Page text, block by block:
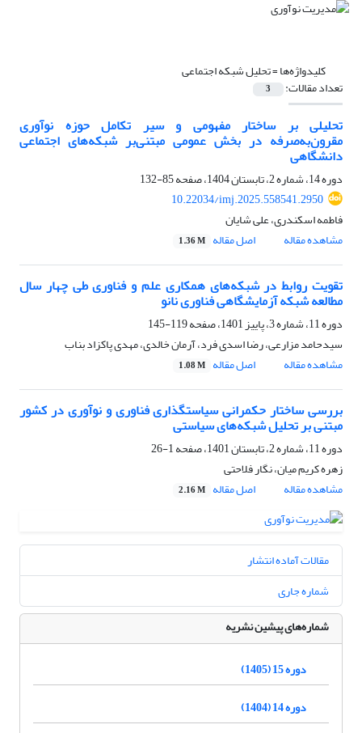
کلیدواژه‌ها =تحلیل شبکه اجتماعی
تعداد مقالات: 3
تحلیلی بر ساختار مفهومی و سیر تکامل حوزه نوآوری
مقرون‌به‌صرفه در بخش عمومی مبتنی‌بر شبکه‌های اجتماعی
دانشگاهی
دوره 14، شماره 2، تابستان 1404، صفحه
85-132
10.22034/imj.2025.558541.2950
فاطمه اسکندری، علی شایان
مشاهده مقاله
اصل مقاله 1.36 M
تقویت روابط در شبکه‌های همکاری علم و فناوری طی چهار سال
مطالعه شبکه آزمایشگاهی فناوری نانو
دوره 11، شماره 3، پاییز 1401، صفحه
119-145
سیدحامد مزارعی، رضا اسدی فرد، آرمان خالدی، مهدی پاکزاد بناب
مشاهده مقاله
اصل مقاله 1.08 M
بررسی ساختار حکمرانی سیاستگذاری فناوری و نوآوری در کشور
مبتنی بر تحلیل شبکه‌های سیاستی
دوره 11، شماره 2، تابستان 1401، صفحه
1-26
زهره کریم میان، نگار فلاحتی
مشاهده مقاله
اصل مقاله 2.16 M
مقالات آماده انتشار
شماره جاری
شماره‌های پیشین نشریه
دوره 15 (1405)
دوره 14 (1404)